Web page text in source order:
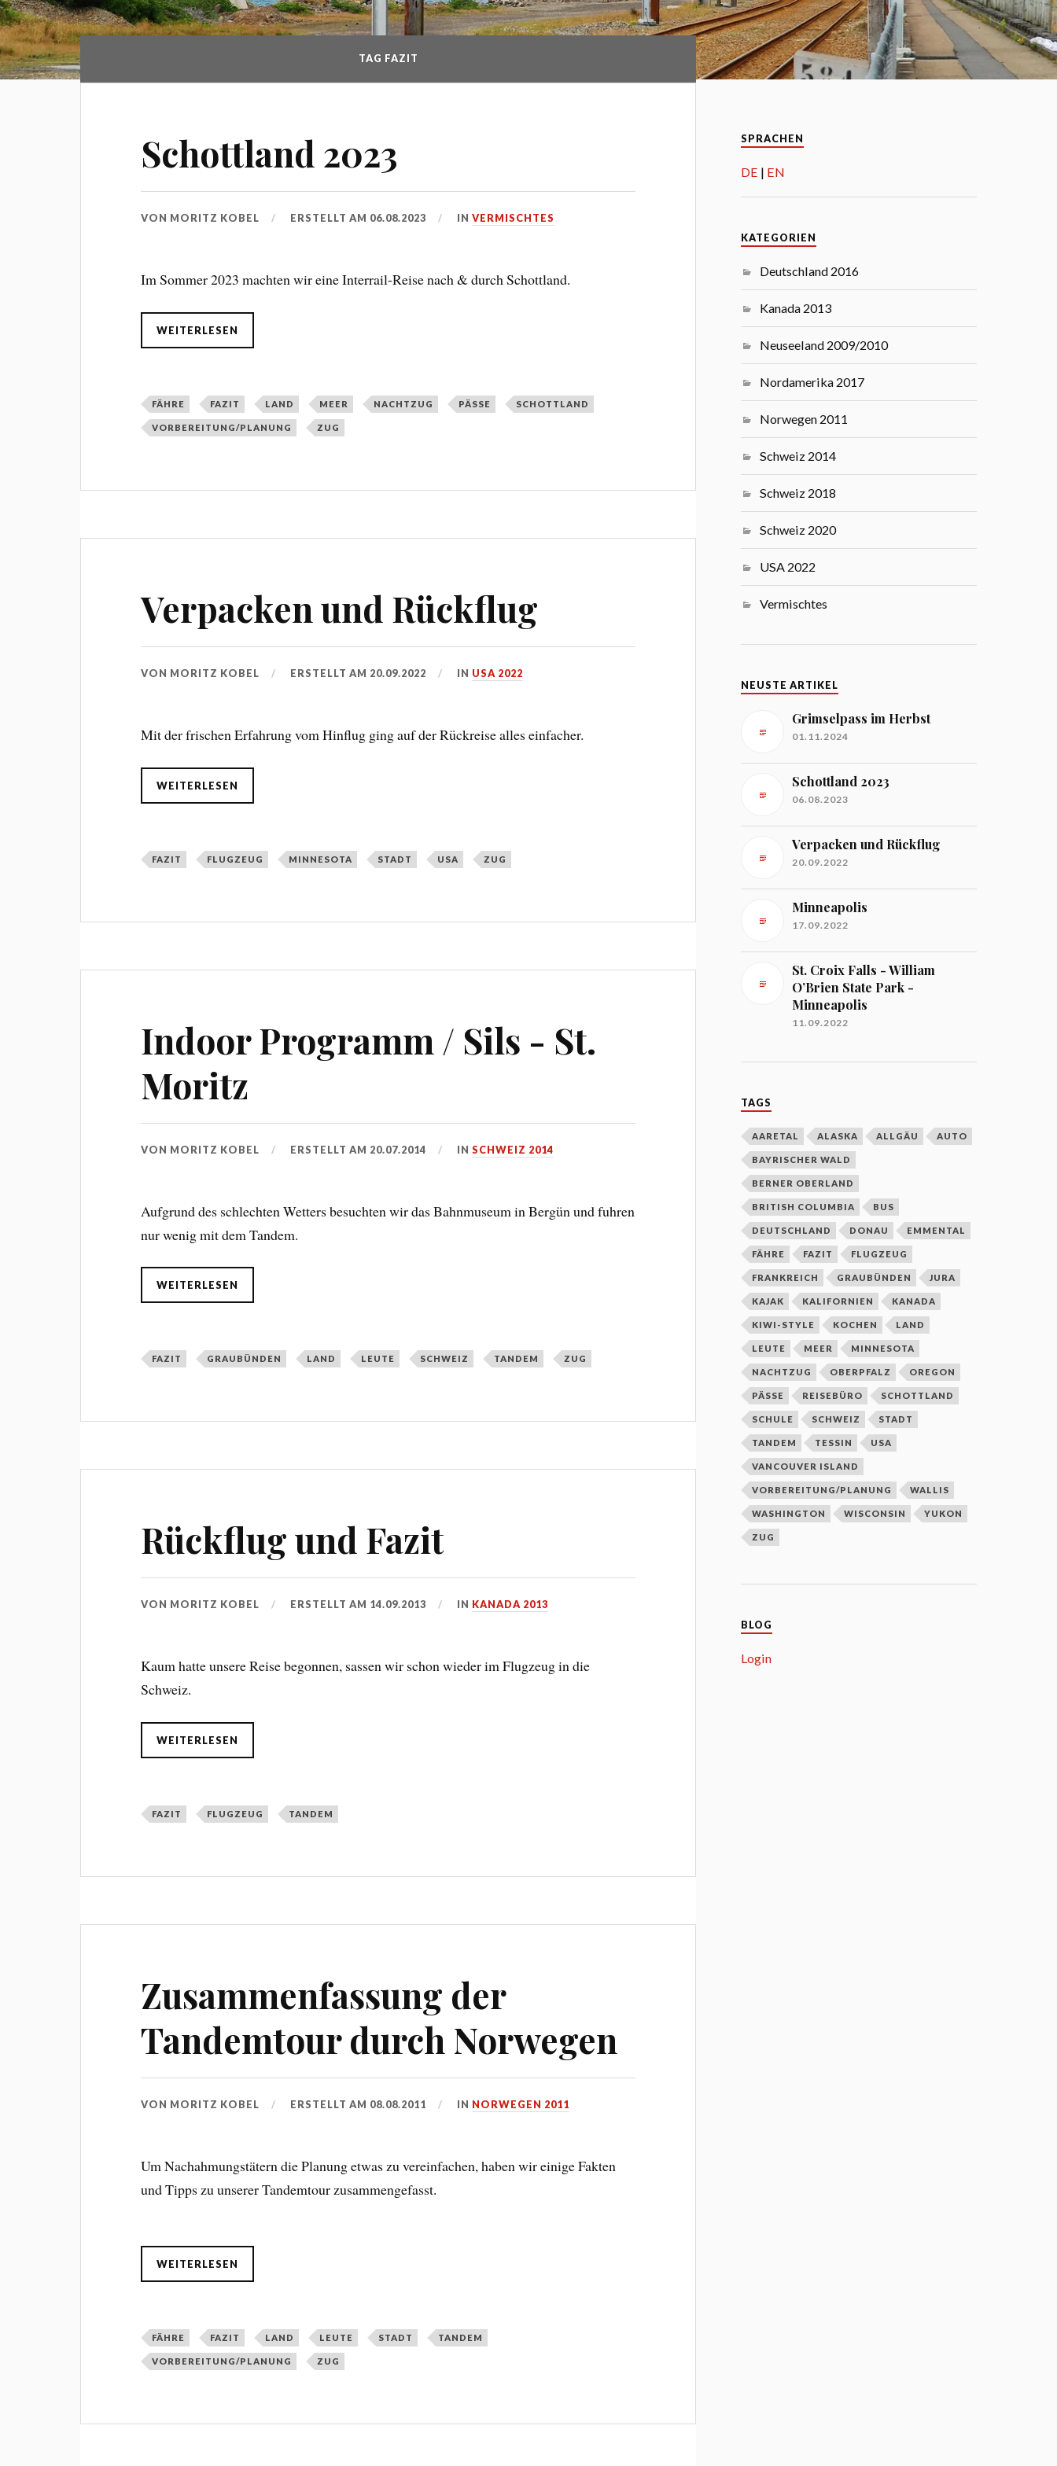
TAG FAZIT
Schottland 2023
VON MORITZ KOBEL ERSTELLT AM 06.08.2023 IN VERMISCHTES
Im Sommer 2023 machten wir eine Interrail-Reise nach & durch Schottland.
WEITERLESEN
FÄHRE FAZIT LAND MEER NACHTZUG PÄSSE SCHOTTLAND
VORBEREITUNG/PLANUNG ZUG
Verpacken und Rückflug
VON MORITZ KOBEL ERSTELLT AM 20.09.2022 IN USA 2022
Mit der frischen Erfahrung vom Hinflug ging auf der Rückreise alles einfacher.
WEITERLESEN
FAZIT FLUGZEUG MINNESOTA STADT USA ZUG
Indoor Programm / Sils - St.
Moritz
VON MORITZ KOBEL ERSTELLT AM 20.07.2014 IN SCHWEIZ 2014
Aufgrund des schlechten Wetters besuchten wir das Bahnmuseum in Bergün und fuhren
nur wenig mit dem Tandem.
WEITERLESEN
FAZIT GRAUBÜNDEN LAND LEUTE SCHWEIZ TANDEM ZUG
Rückflug und Fazit
VON MORITZ KOBEL ERSTELLT AM 14.09.2013 IN KANADA 2013
Kaum hatte unsere Reise begonnen, sassen wir schon wieder im Flugzeug in die
Schweiz.
WEITERLESEN
FAZIT FLUGZEUG TANDEM
Zusammenfassung der
Tandemtour durch Norwegen
VON MORITZ KOBEL ERSTELLT AM 08.08.2011 IN NORWEGEN 2011
Um Nachahmungstätern die Planung etwas zu vereinfachen, haben wir einige Fakten
und Tipps zu unserer Tandemtour zusammengefasst.
WEITERLESEN
FÄHRE FAZIT LAND LEUTE STADT TANDEM
VORBEREITUNG/PLANUNG ZUG
SPRACHEN
DE EN
KATEGORIEN
Deutschland 2016
Kanada 2013
Neuseeland 2009/2010
Nordamerika 2017
Norwegen 2011
Schweiz 2014
Schweiz 2018
Schweiz 2020
USA 2022
Vermischtes
NEUSTE ARTIKEL
Grimselpass im Herbst
01.11.2024
Schottland 2023
06.08.2023
Verpacken und Rückflug
20.09.2022
Minneapolis
17.09.2022
St. Croix Falls - William
O’Brien State Park -
Minneapolis
11.09.2022
TAGS
AARETAL ALASKA ALLGÄU AUTO
BAYRISCHER WALD
BERNER OBERLAND
BRITISH COLUMBIA BUS
DEUTSCHLAND DONAU EMMENTAL
FÄHRE FAZIT FLUGZEUG
FRANKREICH GRAUBÜNDEN JURA
KAJAK KALIFORNIEN KANADA
KIWI-STYLE KOCHEN LAND
LEUTE MEER MINNESOTA
NACHTZUG OBERPFALZ OREGON
PÄSSE REISEBÜRO SCHOTTLAND
SCHULE SCHWEIZ STADT
TANDEM TESSIN USA
VANCOUVER ISLAND
VORBEREITUNG/PLANUNG WALLIS
WASHINGTON WISCONSIN YUKON
ZUG
BLOG
Login